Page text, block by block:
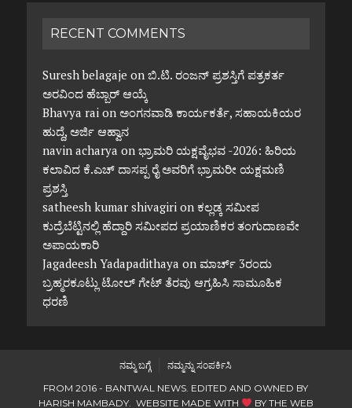
RECENT COMMENTS
Suresh belagaje on ಬಿ.ಟಿ. ರಂಜನ್ ಪ್ರಶಸ್ತಿಗೆ ಪತ್ರಕರ್ತ
ಅರವಿಂದ ಹೆಬ್ಬಾರ್ ಆಯ್ಕೆ
Bhavya raion ಅಂಗನವಾಡಿ ಕಾರ್ಯಕರ್ತೆ, ಸಹಾಯಕಿಯರ
ಹುದ್ದೆ, ಅರ್ಜಿ ಆಹ್ವಾನ
navin acharya on ಭ್ರಾಮರಿ ಯಕ್ಷವೈಭವ -2026: ಹಿರಿಯ
ಕಲಾವಿದ ಕೆ.ಎಚ್ ದಾಸಪ್ಪ ರೈ ಅವರಿಗೆ ಭ್ರಾಮರೀ ಯಕ್ಷಮಣಿ
ಪ್ರಶಸ್ತಿ
satheesh kumar shivagirion ಕಲ್ಲಡ್ಕ ಸಮೀಪ
ಕುದ್ರೆಬೆಟ್ಟಿನಲ್ಲಿ ಹೆದ್ದಾರಿ ಸಮೀಪದ ಪ್ರಯಾಣಿಕರ ತಂಗುದಾಣವೇ
ಅಪಾಯಕಾರಿ
Jagadeesh Yadapadithaya on ಮಾರ್ಚ್ 3ರಂದು
ಬ್ರಹ್ಮರಕೂಟ್ಲು ಟೋಲ್ ಗೇಟ್ ತೆರವು ಆಗ್ರಹಿಸಿ ಸಾಮೂಹಿಕ
ಧರಣಿ
ನಮ್ಮ ಬಗ್ಗೆ
ನಮ್ಮನ್ನು ಸಂಪರ್ಕಿಸಿ
FROM 2016 - BANTWAL NEWS. EDITED AND OWNED BY
HARISH MAMBADY. WEBSITE MADE WITH
BY THE WEB